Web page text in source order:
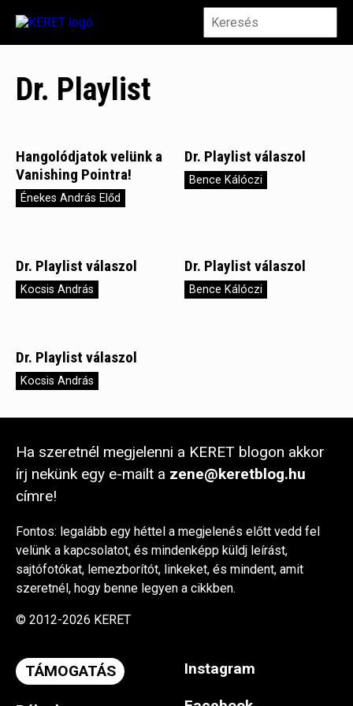
Dr. Playlist
Hangolódjatok velünk a
Vanishing Pointra!
Énekes András Előd
Dr. Playlist válaszol
Bence Kálóczi
Dr. Playlist válaszol
Kocsis András
Dr. Playlist válaszol
Bence Kálóczi
Dr. Playlist válaszol
Kocsis András
Ha szeretnél megjelenni a KERET blogon akkor
írj nekünk egy e-mailt a zene@keretblog.hu
címre!
Fontos: legalább egy héttel a megjelenés előtt vedd fel
velünk a kapcsolatot, és mindenképp küldj leírást,
sajtófotókat, lemezborítót, linkeket, és mindent, amit
szeretnél, hogy benne legyen a cikkben.
© 2012-2026 KERET
TÁMOGATÁS Instagram